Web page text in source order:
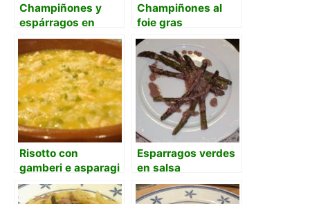
Champiñones y
espárragos en
hojaldre
Champiñones al
foie gras
Risotto con
gamberi e asparagi
(arroz con gambas
y espárragos)
Esparragos verdes
en salsa